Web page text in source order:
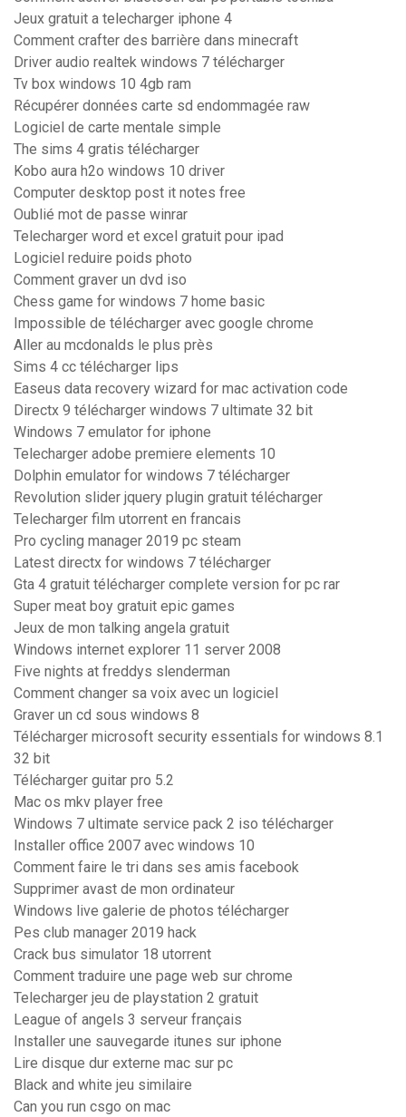
Jeux gratuit a telecharger iphone 4
Comment crafter des barrière dans minecraft
Driver audio realtek windows 7 télécharger
Tv box windows 10 4gb ram
Récupérer données carte sd endommagée raw
Logiciel de carte mentale simple
The sims 4 gratis télécharger
Kobo aura h2o windows 10 driver
Computer desktop post it notes free
Oublié mot de passe winrar
Telecharger word et excel gratuit pour ipad
Logiciel reduire poids photo
Comment graver un dvd iso
Chess game for windows 7 home basic
Impossible de télécharger avec google chrome
Aller au mcdonalds le plus près
Sims 4 cc télécharger lips
Easeus data recovery wizard for mac activation code
Directx 9 télécharger windows 7 ultimate 32 bit
Windows 7 emulator for iphone
Telecharger adobe premiere elements 10
Dolphin emulator for windows 7 télécharger
Revolution slider jquery plugin gratuit télécharger
Telecharger film utorrent en francais
Pro cycling manager 2019 pc steam
Latest directx for windows 7 télécharger
Gta 4 gratuit télécharger complete version for pc rar
Super meat boy gratuit epic games
Jeux de mon talking angela gratuit
Windows internet explorer 11 server 2008
Five nights at freddys slenderman
Comment changer sa voix avec un logiciel
Graver un cd sous windows 8
Télécharger microsoft security essentials for windows 8.1
32 bit
Télécharger guitar pro 5.2
Mac os mkv player free
Windows 7 ultimate service pack 2 iso télécharger
Installer office 2007 avec windows 10
Comment faire le tri dans ses amis facebook
Supprimer avast de mon ordinateur
Windows live galerie de photos télécharger
Pes club manager 2019 hack
Crack bus simulator 18 utorrent
Comment traduire une page web sur chrome
Telecharger jeu de playstation 2 gratuit
League of angels 3 serveur français
Installer une sauvegarde itunes sur iphone
Lire disque dur externe mac sur pc
Black and white jeu similaire
Can you run csgo on mac